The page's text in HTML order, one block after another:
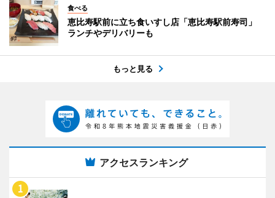
食べる
恵比寿駅前に立ち食いすし店「恵比寿駅前寿司」
ランチやデリバリーも
もっと見る
アクセスランキング